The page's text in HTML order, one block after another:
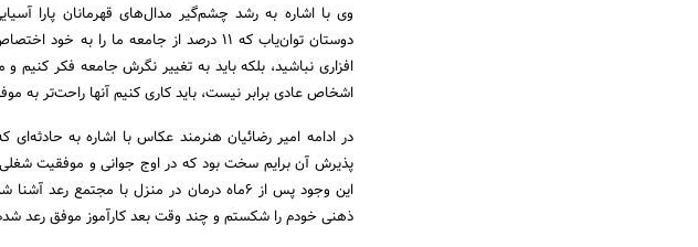
وی با اشاره به رشد چشم­‌گیر مدال‌­های قهرمانان پارا
دوستان توان­‌یاب که 11 درصد از جامعه ما
افزاری نباشید، بلکه باید به تغییر نگرش جامعه فکر کنیم
اشخاص عادی برابر نیست، باید کاری کنیم آنها راحت‌تر به
در ادامه امیر رضائیان هنرمند عکاس با اشاره به
پذیرش آن برایم سخت بود که در اوج جوانی و موفقیت
این وجود پس از 6ماه درمان در منزل با
ذهنی خودم را شکستم و چند وقت بعد کار­آموز موفق رعد